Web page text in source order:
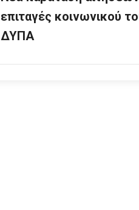
επιταγές κοινωνικού
ΔΥΠΑ